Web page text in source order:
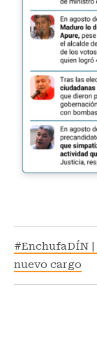
#EnchufaDÍN
nuevo cargo